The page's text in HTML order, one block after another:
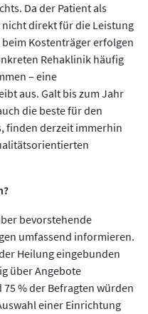
Da der Patient als
direkt für die Leistung
Kostenträger erfolgen
Rehaklinik häufig
– eine
aus. Galt bis zum Jahr
die beste für den
finden derzeit immerhin
bevorstehende
umfassend informieren.
Heilung eingebunden
über Angebote
% der Befragten würden
einer Einrichtung